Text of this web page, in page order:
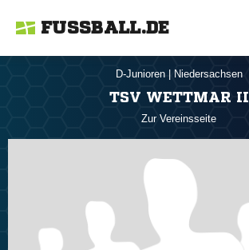
FUSSBALL.DE
D-Junioren Niedersachsen
TSV WETTMAR II
Zur Vereinsseite